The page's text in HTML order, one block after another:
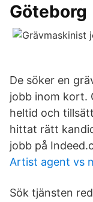
Göteborg
De söker en
jobb inom kort.
heltid och
hittat rätt
jobb på
Artist agent vs
Sök tjänsten